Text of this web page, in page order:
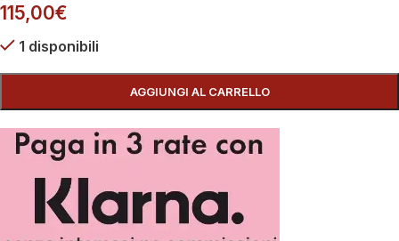
115,00€
1 disponibili
AGGIUNGI AL CARRELLO